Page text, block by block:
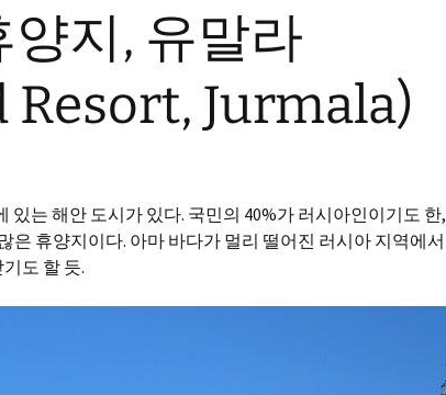
지, 유말라
Resort, Jurmala)
는 해안 도시가 있다. 국민의 40%가 러시아인이기도 한,
휴양지이다. 아마 바다가 멀리 떨어진 러시아 지역에서
도 할 듯.